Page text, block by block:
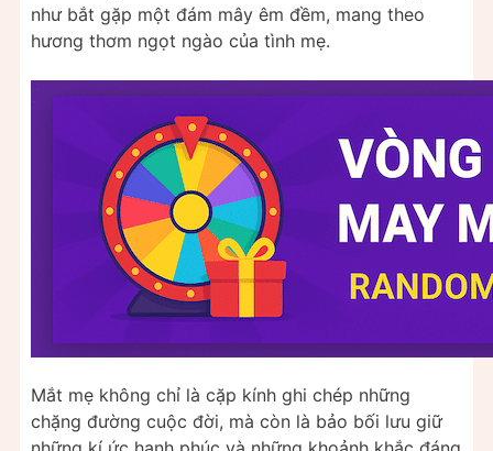
như bắt gặp một đám mây êm đềm, mang theo
hương thơm ngọt ngào của tình mẹ.
Mắt mẹ không chỉ là cặp kính ghi chép những
chặng đường cuộc đời, mà còn là bảo bối lưu giữ